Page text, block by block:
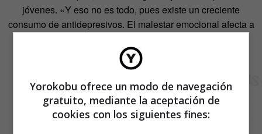
jóvenes. «Y eso no es todo, pues existe un creciente
consumo de antidepresivos. El malestar emocional afecta a
Yorokobu ofrece un modo de navegación
gratuito, mediante la aceptación de
cookies con los siguientes fines: